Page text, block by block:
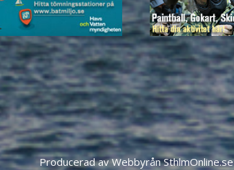
Producerad av Webbyrån SthlmOnline.se